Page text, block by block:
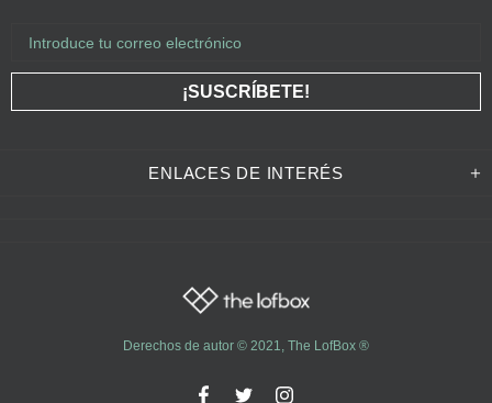
ENLACES DE INTERÉS
Derechos de autor © 2021, The LofBox ®